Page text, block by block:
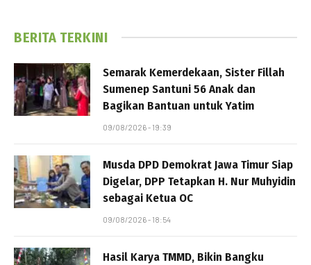
BERITA TERKINI
Semarak Kemerdekaan, Sister Fillah
Sumenep Santuni 56 Anak dan
Bagikan Bantuan untuk Yatim
09/08/2026 - 19:39
Musda DPD Demokrat Jawa Timur Siap
Digelar, DPP Tetapkan H. Nur Muhyidin
sebagai Ketua OC
09/08/2026 - 18:54
Hasil Karya TMMD, Bikin Bangku